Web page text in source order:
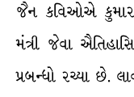
જૈન કવિઓએ
મંત્રી જેવા
પ્રબન્ધો રચ્યા છે.